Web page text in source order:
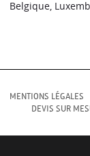
Belgique,
MENTIONS LÉGALES
DEVIS SUR